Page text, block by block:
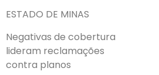
ESTADO DE MINAS
Negativas de cobertura
lideram reclamações
contra planos